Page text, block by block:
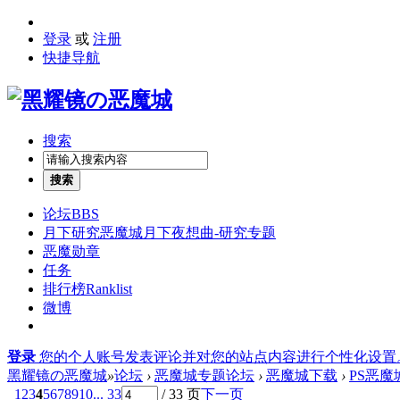
登录 或 注册
快捷导航
搜索
搜索
论坛BBS
月下研究恶魔城月下夜想曲-研究专题
恶魔勋章
任务
排行榜Ranklist
微博
登录 您的个人账号发表评论并对您的站点内容进行个性化设置
黑耀镜の恶魔城»论坛 › 恶魔城专题论坛 › 恶魔城下载 › PS恶魔
1 2345678910... 33 / 33 页下一页